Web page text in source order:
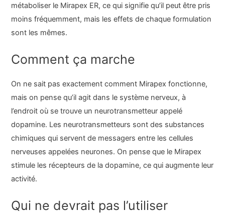
métaboliser le Mirapex ER, ce qui signifie qu’il peut être pris
moins fréquemment, mais les effets de chaque formulation
sont les mêmes.
Comment ça marche
On ne sait pas exactement comment Mirapex fonctionne,
mais on pense qu’il agit dans le système nerveux, à
l’endroit où se trouve un neurotransmetteur appelé
dopamine. Les neurotransmetteurs sont des substances
chimiques qui servent de messagers entre les cellules
nerveuses appelées neurones. On pense que le Mirapex
stimule les récepteurs de la dopamine, ce qui augmente leur
activité.
Qui ne devrait pas l’utiliser